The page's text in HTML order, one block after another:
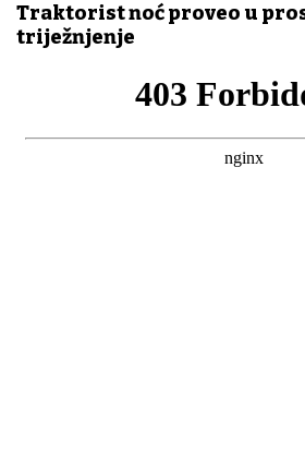
Traktorist noć proveo u
triježnjenje